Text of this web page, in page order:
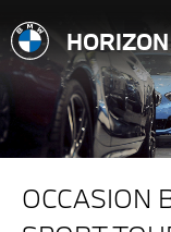
HORIZON
OCCASION